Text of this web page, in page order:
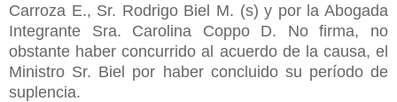
Carroza E., Sr. Rodrigo Biel M. (s) y por la Abogada
Integrante Sra. Carolina Coppo D. No firma, no
obstante haber concurrido al acuerdo de la causa, el
Ministro Sr. Biel por haber concluido su período de
suplencia.